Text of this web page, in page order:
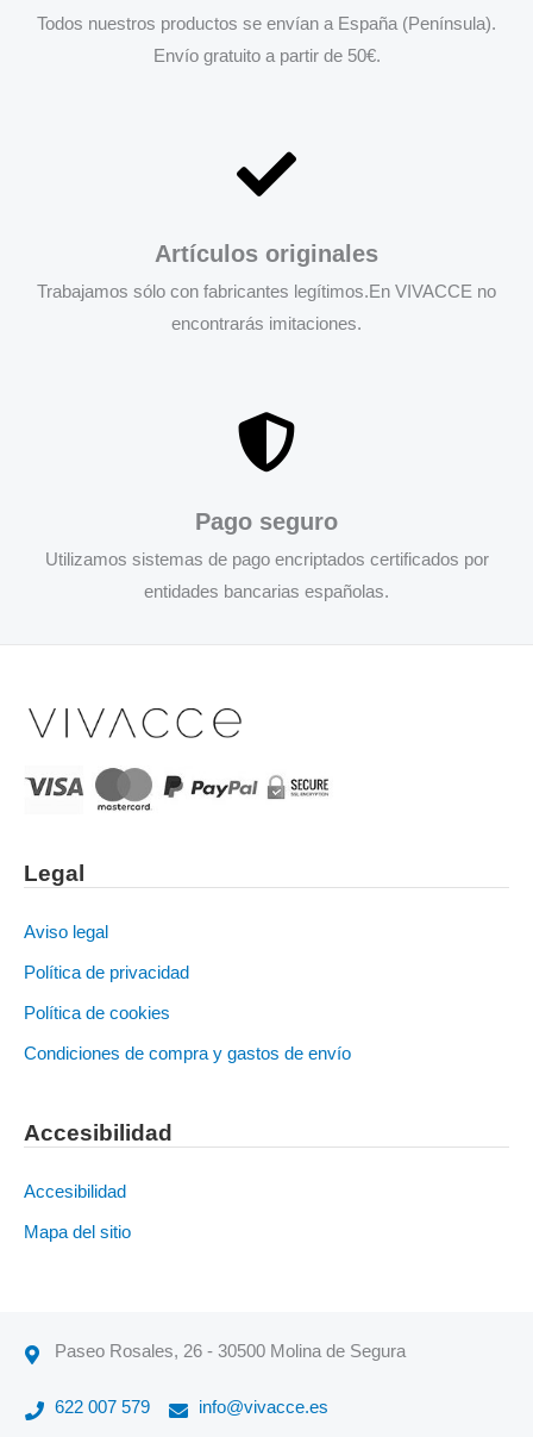
Todos nuestros productos se envían a España (Península).
Envío gratuito a partir de 50€.
Artículos originales
Trabajamos sólo con fabricantes legítimos.En VIVACCE no
encontrarás imitaciones.
Pago seguro
Utilizamos sistemas de pago encriptados certificados por
entidades bancarias españolas.
Legal
Aviso legal
Política de privacidad
Política de cookies
Condiciones de compra y gastos de envío
Accesibilidad
Accesibilidad
Mapa del sitio
Paseo Rosales, 26 - 30500 Molina de Segura
622 007 579 info@vivacce.es